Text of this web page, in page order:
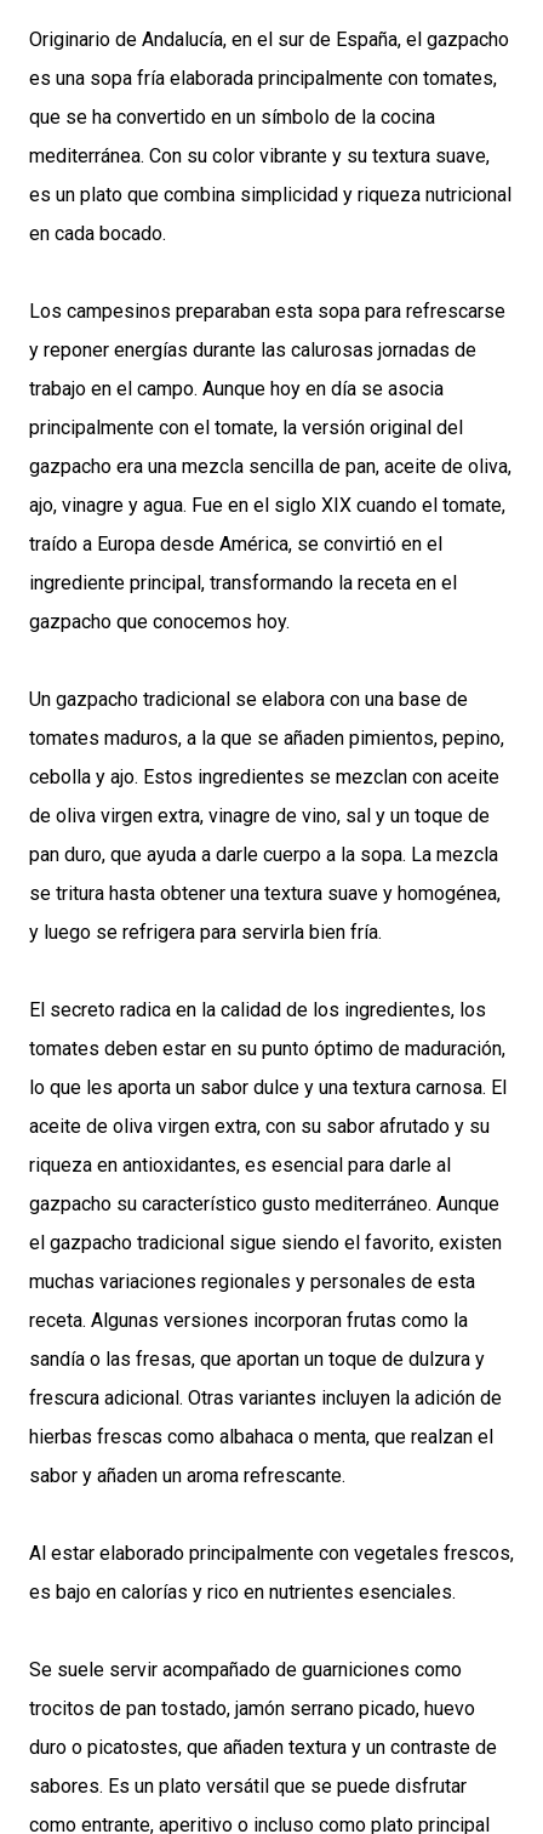
Originario de Andalucía, en el sur de España, el gazpacho
es una sopa fría elaborada principalmente con tomates,
que se ha convertido en un símbolo de la cocina
mediterránea. Con su color vibrante y su textura suave,
es un plato que combina simplicidad y riqueza nutricional
en cada bocado.
Los campesinos preparaban esta sopa para refrescarse
y reponer energías durante las calurosas jornadas de
trabajo en el campo. Aunque hoy en día se asocia
principalmente con el tomate, la versión original del
gazpacho era una mezcla sencilla de pan, aceite de oliva,
ajo, vinagre y agua. Fue en el siglo XIX cuando el tomate,
traído a Europa desde América, se convirtió en el
ingrediente principal, transformando la receta en el
gazpacho que conocemos hoy.
Un gazpacho tradicional se elabora con una base de
tomates maduros, a la que se añaden pimientos, pepino,
cebolla y ajo. Estos ingredientes se mezclan con aceite
de oliva virgen extra, vinagre de vino, sal y un toque de
pan duro, que ayuda a darle cuerpo a la sopa. La mezcla
se tritura hasta obtener una textura suave y homogénea,
y luego se refrigera para servirla bien fría.
El secreto radica en la calidad de los ingredientes, los
tomates deben estar en su punto óptimo de maduración,
lo que les aporta un sabor dulce y una textura carnosa. El
aceite de oliva virgen extra, con su sabor afrutado y su
riqueza en antioxidantes, es esencial para darle al
gazpacho su característico gusto mediterráneo. Aunque
el gazpacho tradicional sigue siendo el favorito, existen
muchas variaciones regionales y personales de esta
receta. Algunas versiones incorporan frutas como la
sandía o las fresas, que aportan un toque de dulzura y
frescura adicional. Otras variantes incluyen la adición de
hierbas frescas como albahaca o menta, que realzan el
sabor y añaden un aroma refrescante.
Al estar elaborado principalmente con vegetales frescos,
es bajo en calorías y rico en nutrientes esenciales.
Se suele servir acompañado de guarniciones como
trocitos de pan tostado, jamón serrano picado, huevo
duro o picatostes, que añaden textura y un contraste de
sabores. Es un plato versátil que se puede disfrutar
como entrante, aperitivo o incluso como plato principal